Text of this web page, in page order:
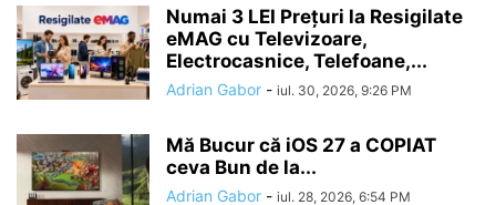
Numai 3 LEI Prețuri la Resigilate
eMAG cu Televizoare,
Electrocasnice, Telefoane,...
Adrian Gabor - iul. 30, 2026, 9:26 PM
Mă Bucur că iOS 27 a COPIAT
ceva Bun de la...
Adrian Gabor - iul. 28, 2026, 6:54 PM